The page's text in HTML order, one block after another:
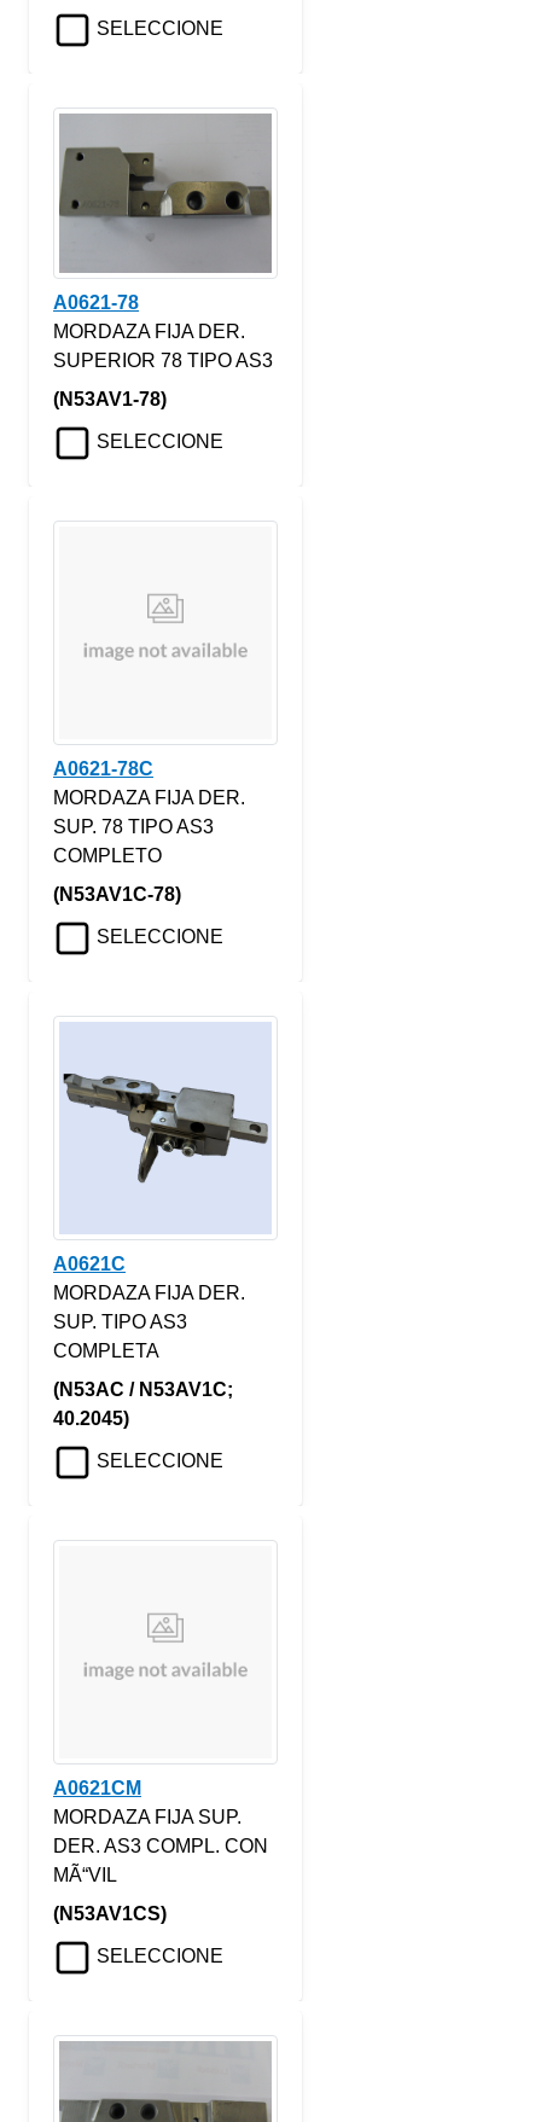
SELECCIONE
A0621-78
MORDAZA FIJA DER.
SUPERIOR 78 TIPO AS3
(N53AV1-78)
SELECCIONE
A0621-78C
MORDAZA FIJA DER.
SUP. 78 TIPO AS3
COMPLETO
(N53AV1C-78)
SELECCIONE
A0621C
MORDAZA FIJA DER.
SUP. TIPO AS3
COMPLETA
(N53AC / N53AV1C;
40.2045)
SELECCIONE
A0621CM
MORDAZA FIJA SUP.
DER. AS3 COMPL. CON
MÃ“VIL
(N53AV1CS)
SELECCIONE